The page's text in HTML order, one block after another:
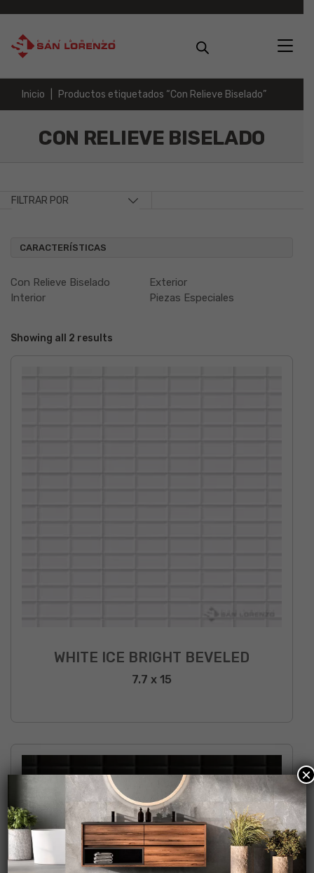
Inicio Productos etiquetados “Con Relieve Biselado”
CON RELIEVE BISELADO
FILTRAR POR
CARACTERÍSTICAS
Con Relieve Biselado
Exterior
Interior
Piezas Especiales
Showing all 2 results
WHITE ICE BRIGHT BEVELED
7.7 x 15
×